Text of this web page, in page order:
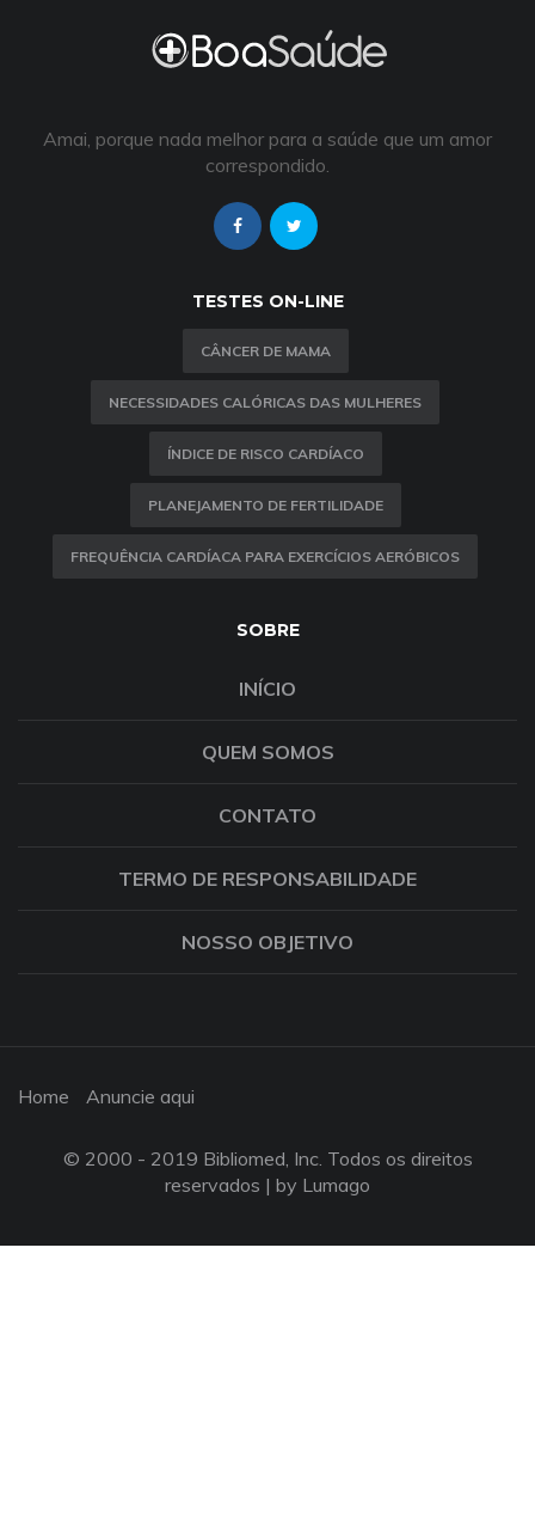
Amai, porque nada melhor para a saúde que um amor
correspondido.
TESTES ON-LINE
CÂNCER DE MAMA
NECESSIDADES CALÓRICAS DAS MULHERES
ÍNDICE DE RISCO CARDÍACO
PLANEJAMENTO DE FERTILIDADE
FREQUÊNCIA CARDÍACA PARA EXERCÍCIOS AERÓBICOS
SOBRE
INÍCIO
QUEM SOMOS
CONTATO
TERMO DE RESPONSABILIDADE
NOSSO OBJETIVO
Home Anuncie aqui
© 2000 - 2019 Bibliomed, Inc. Todos os direitos
reservados | by Lumago